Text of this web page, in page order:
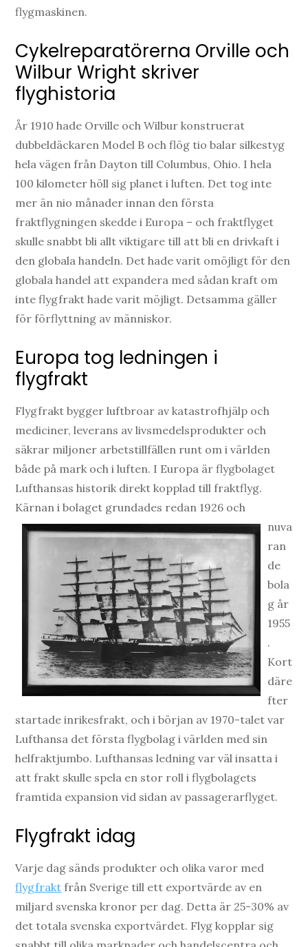
flygmaskinen.
Cykelreparatörerna Orville och
Wilbur Wright skriver
flyghistoria
År 1910 hade Orville och Wilbur konstruerat
dubbeldäckaren Model B och flög tio balar silkestyg
hela vägen från Dayton till Columbus, Ohio. I hela
100 kilometer höll sig planet i luften. Det tog inte
mer än nio månader innan den första
fraktflygningen skedde i Europa – och fraktflyget
skulle snabbt bli allt viktigare till att bli en drivkaft i
den globala handeln. Det hade varit omöjligt för den
globala handel att expandera med sådan kraft om
inte flygfrakt hade varit möjligt. Detsamma gäller
för förflyttning av människor.
Europa tog ledningen i
flygfrakt
Flygfrakt bygger luftbroar av katastrofhjälp och
mediciner, leverans av livsmedelsprodukter och
säkrar miljoner arbetstillfällen runt om i världen
både på mark och i luften. I Europa är flygbolaget
Lufthansas historik direkt kopplad till fraktflyg.
Kärnan i bolaget grundades redan 1926 och
nuva
ran
de
bola
g år
1955
.
Kort
däre
fter
startade inrikesfrakt, och i början av 1970-talet var
Lufthansa det första flygbolag i världen med sin
helfraktjumbo. Lufthansas ledning var väl insatta i
att frakt skulle spela en stor roll i flygbolagets
framtida expansion vid sidan av passagerarflyget.
Flygfrakt idag
Varje dag sänds produkter och olika varor med
flygfrakt från Sverige till ett exportvärde av en
miljard svenska kronor per dag. Detta är 25-30% av
det totala svenska exportvärdet. Flyg kopplar sig